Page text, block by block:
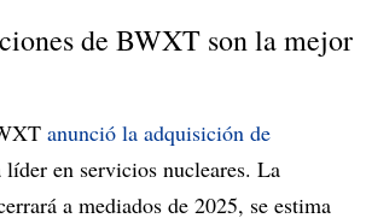
de BWXT son la mejor
anunció la adquisición de
líder en servicios nucleares. La
a mediados de 2025, se estima